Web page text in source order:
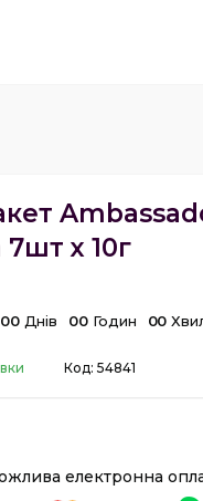
х 10г
00 Днів 00 Годин 00
Код: 54841